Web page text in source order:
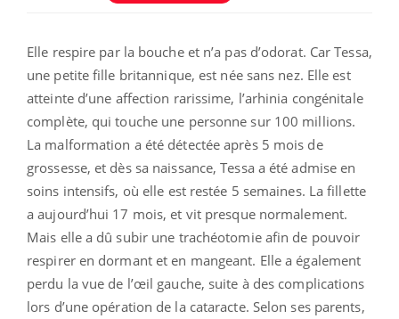
Elle respire par la bouche et n’a pas d’odorat. Car Tessa,
une petite fille britannique, est née sans nez. Elle est
atteinte d’une affection rarissime, l’arhinia congénitale
complète, qui touche une personne sur 100 millions.
La malformation a été détectée après 5 mois de
grossesse, et dès sa naissance, Tessa a été admise en
soins intensifs, où elle est restée 5 semaines. La fillette
a aujourd’hui 17 mois, et vit presque normalement.
Mais elle a dû subir une trachéotomie afin de pouvoir
respirer en dormant et en mangeant. Elle a également
perdu la vue de l’œil gauche, suite à des complications
lors d’une opération de la cataracte. Selon ses parents,